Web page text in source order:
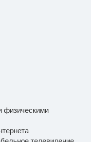
физическими